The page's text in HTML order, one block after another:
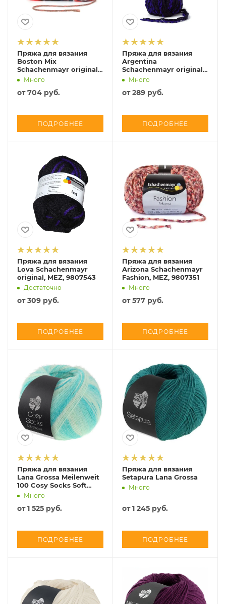
Пряжа для вязания
Boston Mix
Schachenmayr original,
COATS, 9807784
Много
от704 руб.
ПОДРОБНЕЕ
Пряжа для вязания
Argentina
Schachenmayr original,
COATS, 9807714
Много
от289 руб.
ПОДРОБНЕЕ
Пряжа для вязания
Lova Schachenmayr
original, MEZ, 9807543
Достаточно
от309 руб.
ПОДРОБНЕЕ
Пряжа для вязания
Arizona Schachenmayr
Fashion, MEZ, 9807351
Много
от577 руб.
ПОДРОБНЕЕ
Пряжа для вязания
Lana Grossa Meilenweit
100 Cosy Socks Soft
Stripes
Много
от1 525 руб.
ПОДРОБНЕЕ
Пряжа для вязания
Setapura Lana Grossa
Много
от1 245 руб.
ПОДРОБНЕЕ